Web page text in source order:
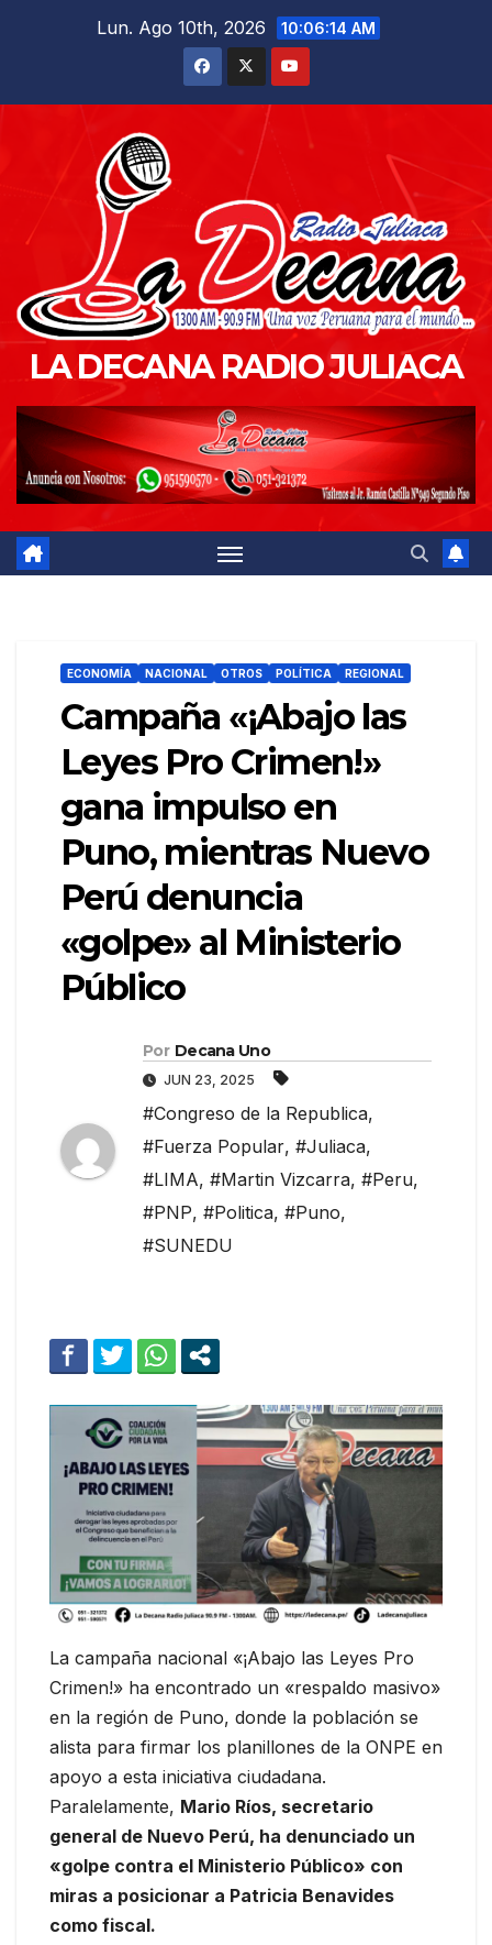
Lun. Ago 10th, 2026 10:06:15 AM
LA DECANA RADIO JULIACA
ECONOMÍA NACIONAL OTROS POLÍTICA REGIONAL
Campaña «¡Abajo las
Leyes Pro Crimen!»
gana impulso en
Puno, mientras Nuevo
Perú denuncia
«golpe» al Ministerio
Público
Por Decana Uno
JUN 23, 2025
#Congreso de la Republica,
#Fuerza Popular, #Juliaca,
#LIMA, #Martin Vizcarra, #Peru,
#PNP, #Politica, #Puno,
#SUNEDU
La campaña nacional «¡Abajo las Leyes Pro
Crimen!» ha encontrado un «respaldo masivo»
en la región de Puno, donde la población se
alista para firmar los planillones de la ONPE en
apoyo a esta iniciativa ciudadana.
Paralelamente, Mario Ríos, secretario
general de Nuevo Perú, ha denunciado un
«golpe contra el Ministerio Público» con
miras a posicionar a Patricia Benavides
como fiscal.